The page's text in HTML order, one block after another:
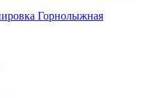
Горнолыжная